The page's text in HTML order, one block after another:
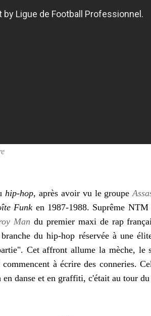
hip-hop, après avoir vu le groupe
Funk en 1987-1988. Suprême
Man du premier maxi de rap
du hip-hop réservée à une
Cet affront allume la mèche, le
commencent à écrire des conneries.
danse et en graffiti, c'était au tour du